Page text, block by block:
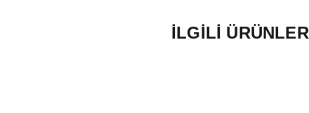
İLGILI ÜRÜNLER